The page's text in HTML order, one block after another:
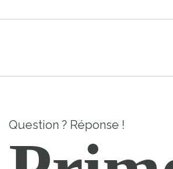
Question ? Réponse !